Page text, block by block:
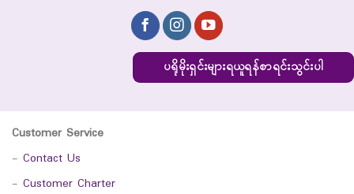
ပရိုမိုးရှင်းများရယူရန်စာရင်းသွင်းပါ
Customer Service
- Contact Us
- Customer Charter